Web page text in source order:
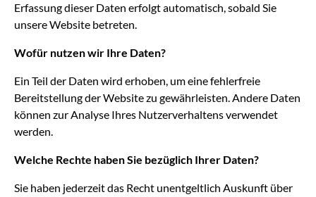
Erfassung dieser Daten erfolgt automatisch, sobald Sie
unsere Website betreten.
Wofür nutzen wir Ihre Daten?
Ein Teil der Daten wird erhoben, um eine fehlerfreie
Bereitstellung der Website zu gewährleisten. Andere Daten
können zur Analyse Ihres Nutzerverhaltens verwendet
werden.
Welche Rechte haben Sie bezüglich Ihrer Daten?
Sie haben jederzeit das Recht unentgeltlich Auskunft über